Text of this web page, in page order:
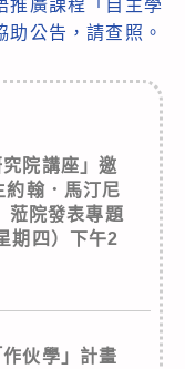
推廣課程「自主學
助公告，請查照。
院講座」邀
翰．馬汀尼
院發表專題
期四）下午2
伙學」計畫